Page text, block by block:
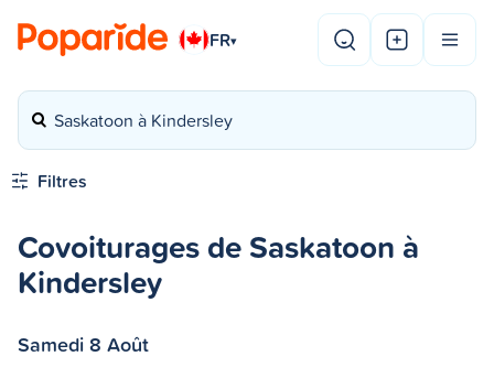
FR▾
Saskatoon à Kindersley
Filtres
Covoiturages de Saskatoon à
Kindersley
Samedi 8 Août